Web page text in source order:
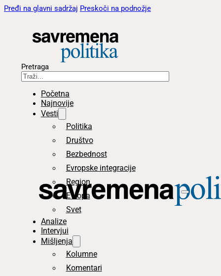
Pređi na glavni sadržaj Preskoči na podnožje
Pretraga
Početna
Najnovije
Vesti
Politika
Društvo
Bezbednost
Evropske integracije
Region
Evropa
Svet
Analize
Intervjui
Mišljenja
Kolumne
Komentari